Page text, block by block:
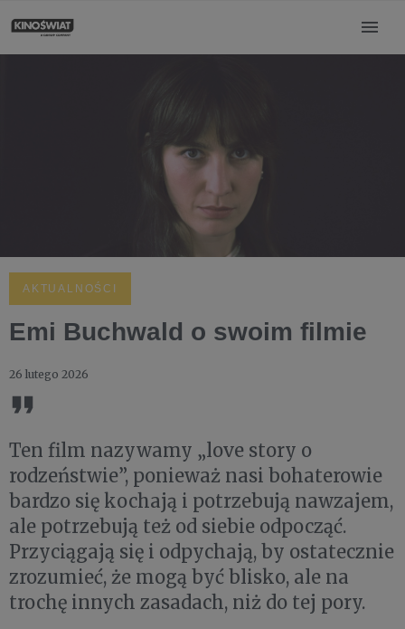
AKTUALNOŚCI
Emi Buchwald o swoim filmie
26 lutego 2026
Ten film nazywamy „love story o
rodzeństwie”, ponieważ nasi bohaterowie
bardzo się kochają i potrzebują nawzajem,
ale potrzebują też od siebie odpocząć.
Przyciągają się i odpychają, by ostatecznie
zrozumieć, że mogą być blisko, ale na
trochę innych zasadach, niż do tej pory.